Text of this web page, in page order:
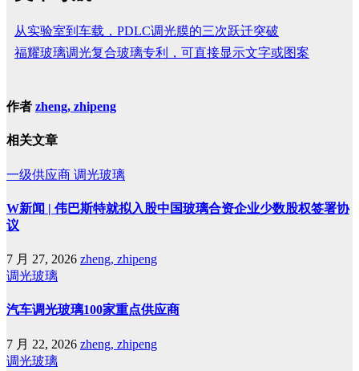
从实验室到车载，PDLC调光膜的三次跃迁突破
福耀玻璃调光复合玻璃专利，可直接显示文字或图案
作者 zheng, zhipeng
相关文章
一级供应商 调光玻璃
W新闻 | 伟巴斯特就拟入股中国玻璃合资企业少数股权签署协
议
7 月 27, 2026 zheng, zhipeng
调光玻璃
汽车调光玻璃100家重点供应商
7 月 22, 2026 zheng, zhipeng
调光玻璃